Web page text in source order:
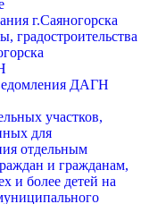
г.Саяногорска
градостроительства
ДАГН
участков,
для
отдельным
и гражданам,
и более детей на